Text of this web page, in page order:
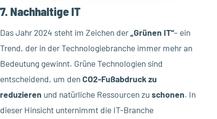
7. Nachhaltige IT
Das Jahr 2024 steht im Zeichen der„Grünen IT“– ein
Trend, der in der Technologiebranche immer mehr an
Bedeutung gewinnt. Grüne Technologien sind
entscheidend, um denCO2-Fußabdruck zu
reduzieren und natürliche Ressourcen zu schonen. In
dieser Hinsicht unternimmt die IT-Branche